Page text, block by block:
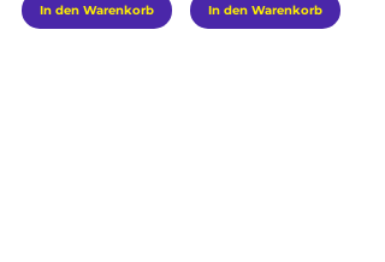
In den Warenkorb In den Warenkorb